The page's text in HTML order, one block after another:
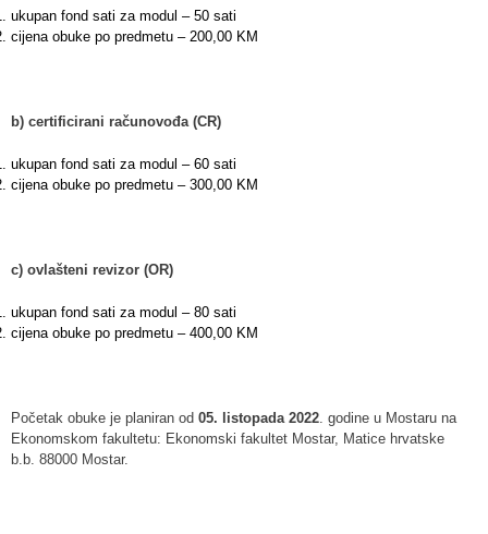
ukupan fond sati za modul – 50 sati
cijena obuke po predmetu – 200,00 KM
b) certificirani računovođa (CR)
ukupan fond sati za modul – 60 sati
cijena obuke po predmetu – 300,00 KM
c) ovlašteni revizor (OR)
ukupan fond sati za modul – 80 sati
cijena obuke po predmetu – 400,00 KM
Početak obuke je planiran od 05. listopada 2022. godine u Mostaru na
Ekonomskom fakultetu: Ekonomski fakultet Mostar, Matice hrvatske
b.b. 88000 Mostar.